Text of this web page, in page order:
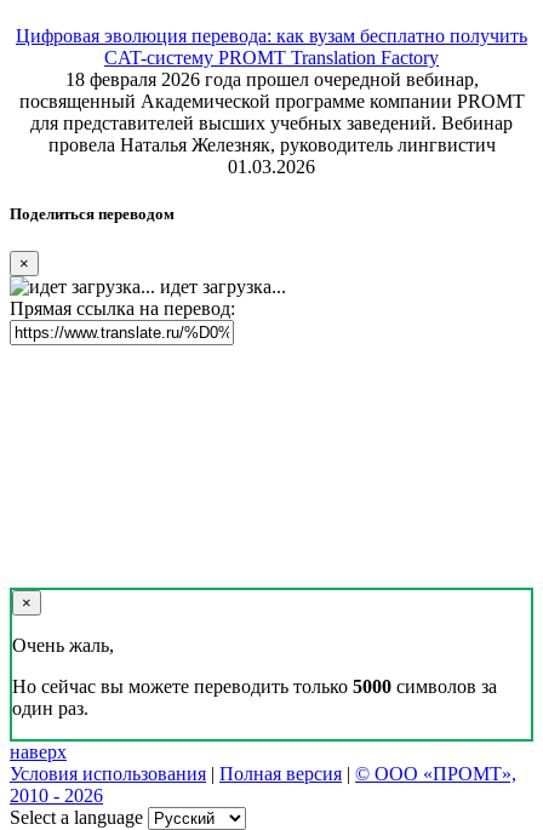
Цифровая эволюция перевода: как вузам бесплатно получить
CAT-систему PROMT Translation Factory
18 февраля 2026 года прошел очередной вебинар,
посвященный Академической программе компании PROMT
для представителей высших учебных заведений. Вебинар
провела Наталья Железняк, руководитель лингвистич
01.03.2026
Поделиться переводом
×
идет загрузка...
Прямая ссылка на перевод:
×
Очень жаль,
Но сейчас вы можете переводить только 5000 символов за
один раз.
наверх
Условия использования | Полная версия | © ООО «ПРОМТ»,
2010 - 2026
Select a language